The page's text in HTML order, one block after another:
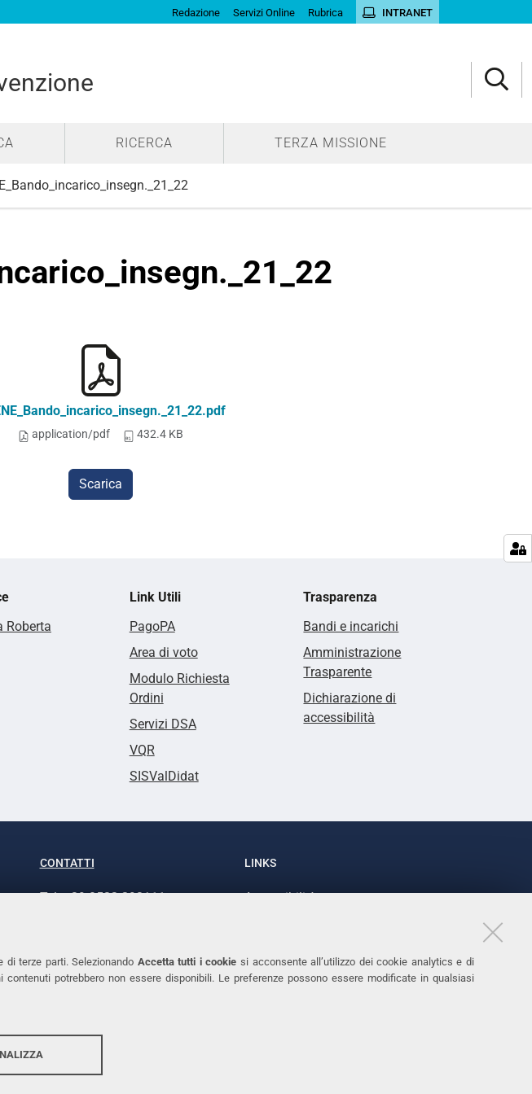
terze parti. Selezionando Accetta tutti i cookie si acconsente all’utilizzo dei cookie analytics e di
potrebbero non essere disponibili. Le preferenze possono essere modificate in qualsiasi
Redazione Servizi Online Rubrica INTRANET
RICERCA TERZA MISSIONE
application/pdf 432.4 KB
Scarica
Roberta
Link Utili
PagoPA
Area di voto
Modulo Richiesta
Ordini
Servizi DSA
VQR
SISValDidat
Trasparenza
Bandi e incarichi
Amministrazione
Trasparente
Dichiarazione di
accessibilità
CONTATTI
Tel. +39 0532 293111
LINKS
Accessibilità
Cookies